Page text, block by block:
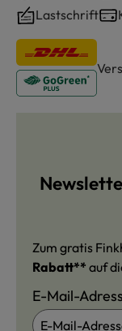
Lastschrift
Zum gratis
Rabatt** auf
E-Mail-